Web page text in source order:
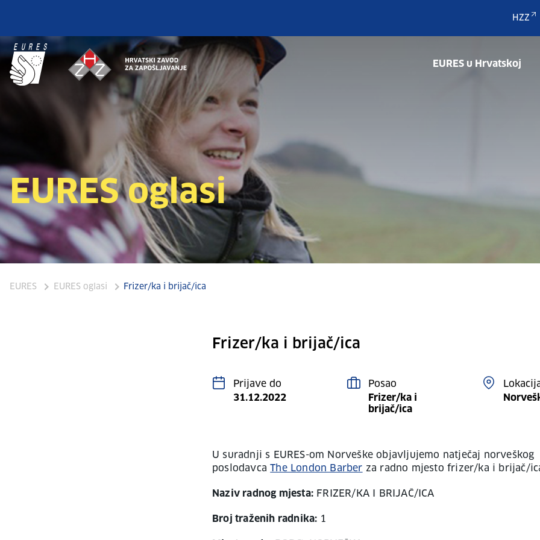
HZZ
EURES u Hrvatskoj
EURES oglasi
EURES EURES oglasi Frizer/ka i brijač/ica
Frizer/ka i brijač/ica
Prijave do
31.12.2022
Posao
Frizer/ka i
brijač/ica
U suradnji s EURES-om Norveške objavljujemo natječaj norveškog
poslodavcaThe London Barber za radno mjesto frizer/ka i brijač/
Naziv radnog mjesta: FRIZER/KA I BRIJAČ/ICA
Broj traženih radnika: 1